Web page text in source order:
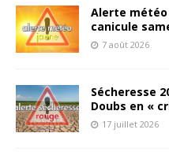
Alerte
canicule
7 août 2026
Sécheresse
Doubs en «
17 juillet 2026